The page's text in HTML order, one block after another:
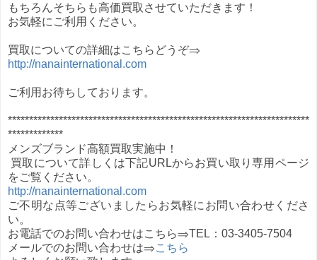
もちろんそちらも高価買取させていただきます！
お気軽にご利用ください。
買取についての詳細はこちらどうぞ⇒
http://nanainternational.com
ご利用お待ちしております。
***********************************************************************
*************
メンズブランド高額買取実施中！
買取について詳しくは下記URLからお買い取り専用ページ
をご覧ください。
http://nanainternational.com
ご不明な点等ございましたらお気軽にお問い合わせくださ
い。
お電話でのお問い合わせはこちら⇒TEL：03-3405-7504
メールでのお問い合わせは⇒こちら